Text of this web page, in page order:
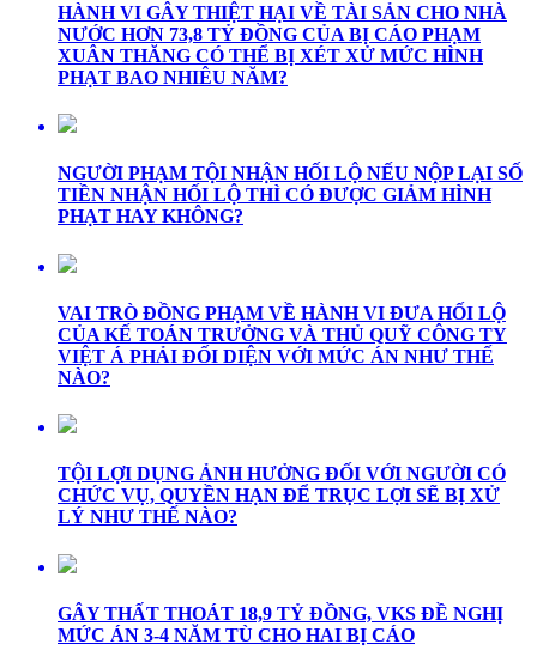
HÀNH VI GÂY THIỆT HẠI VỀ TÀI SẢN CHO NHÀ
NƯỚC HƠN 73,8 TỶ ĐỒNG CỦA BỊ CÁO PHẠM
XUÂN THĂNG CÓ THỂ BỊ XÉT XỬ MỨC HÌNH
PHẠT BAO NHIÊU NĂM?
NGƯỜI PHẠM TỘI NHẬN HỐI LỘ NẾU NỘP LẠI SỐ
TIỀN NHẬN HỐI LỘ THÌ CÓ ĐƯỢC GIẢM HÌNH
PHẠT HAY KHÔNG?
VAI TRÒ ĐỒNG PHẠM VỀ HÀNH VI ĐƯA HỐI LỘ
CỦA KẾ TOÁN TRƯỞNG VÀ THỦ QUỸ CÔNG TY
VIỆT Á PHẢI ĐỐI DIỆN VỚI MỨC ÁN NHƯ THẾ
NÀO?
TỘI LỢI DỤNG ẢNH HƯỞNG ĐỐI VỚI NGƯỜI CÓ
CHỨC VỤ, QUYỀN HẠN ĐỂ TRỤC LỢI SẼ BỊ XỬ
LÝ NHƯ THẾ NÀO?
GÂY THẤT THOÁT 18,9 TỶ ĐỒNG, VKS ĐỀ NGHỊ
MỨC ÁN 3-4 NĂM TÙ CHO HAI BỊ CÁO